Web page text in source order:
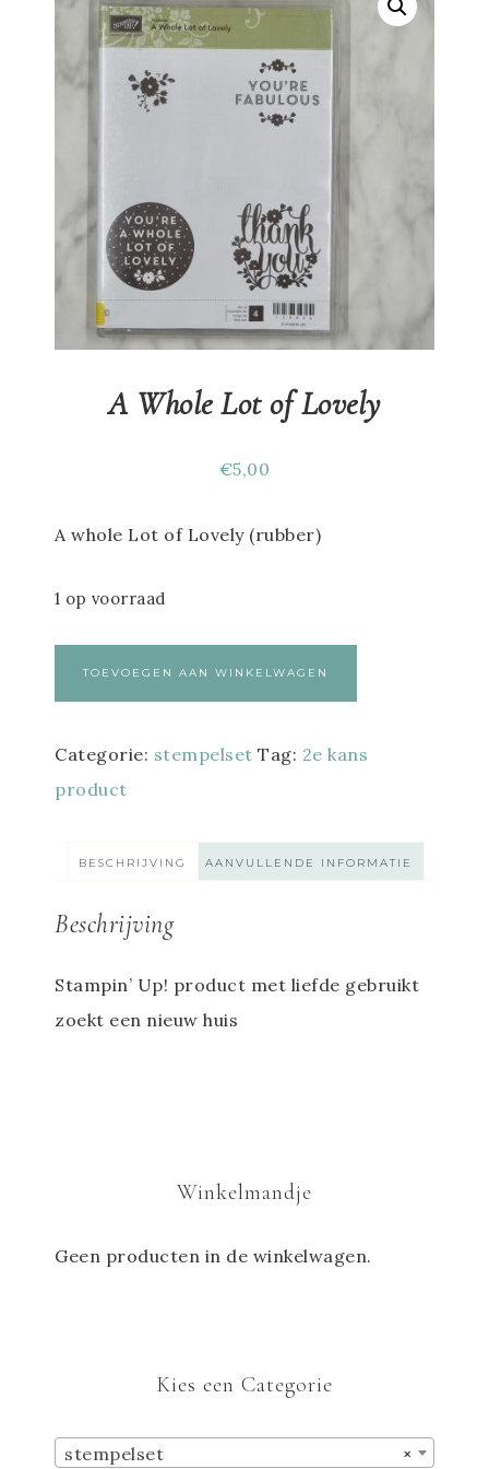
A Whole Lot of Lovely
€5,00
A whole Lot of Lovely (rubber)
1 op voorraad
TOEVOEGEN AAN WINKELWAGEN
Categorie: stempelset Tag: 2e kans
product
BESCHRIJVING AANVULLENDE INFORMATIE
Beschrijving
Stampin’ Up! product met liefde gebruikt
zoekt een nieuw huis
Winkelmandje
Geen producten in de winkelwagen.
Kies een Categorie
×
stempelset